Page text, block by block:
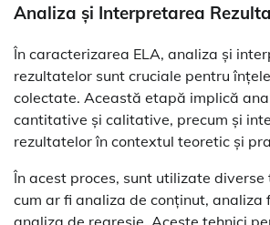
Analiza și Interpretarea
În caracterizarea ELA, analiza și
rezultatelor sunt cruciale pentru
colectate. Această etapă implică
cantitative și calitative, precum și
rezultatelor în contextul teoretic și
În acest proces, sunt utilizate diverse
cum ar fi analiza de conținut, analiza
analiza de regresie. Aceste tehnici